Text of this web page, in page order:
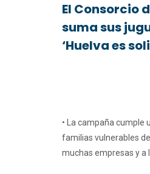
El Consorcio
suma sus
‘Huelva es
• La campaña cumple
familias vulnerables
muchas empresas y a